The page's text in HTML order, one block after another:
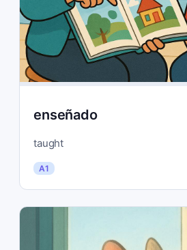
enseñado
taught
A1